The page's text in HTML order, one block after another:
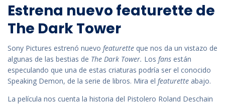
Estrena nuevo featurette de
The Dark Tower
Sony Pictures estrenó nuevo featurette que nos da un vistazo de
algunas de las bestias de The Dark Tower. Los fans están
especulando que una de estas criaturas podría ser el conocido
Speaking Demon, de la serie de libros. Mira el featurette abajo.
La película nos cuenta la historia del Pistolero Roland Deschain